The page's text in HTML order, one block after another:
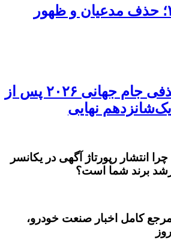
جام جهانی ۲۰۲۶؛ حذف مدعیان و ظهور
نمودار مرحله حذفی جام جهانی ۲۰۲۶ پس از
نهایی
انتشار رپورتاژ آگهی در یکانسر
رشد برند شما است؟
مرجع کامل اخبار صنعت خودرو،